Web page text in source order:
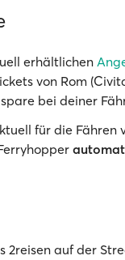
erhältlichen
von Rom
bei deiner
für die
2reisen auf der